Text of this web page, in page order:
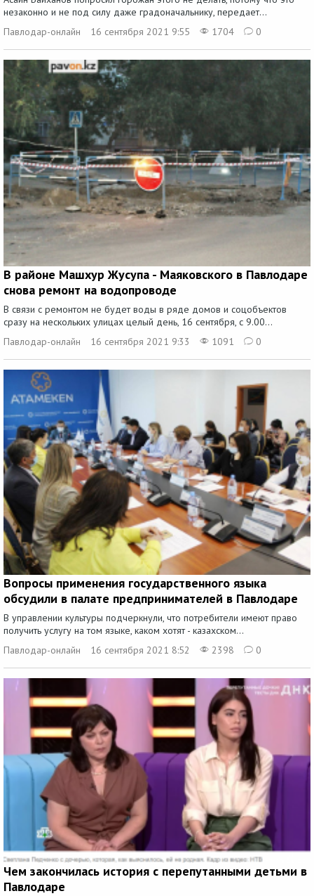
незаконно и не под силу даже градоначальнику, передает...
Павлодар-онлайн
16 сентября 2021 9:55 1704 0
В районе Машхур Жусупа - Маяковского в Павлодаре
снова ремонт на водопроводе
В связи с ремонтом не будет воды в ряде домов и соцобъектов
сразу на нескольких улицах целый день, 16 сентября, с 9.00...
Павлодар-онлайн
16 сентября 2021 9:33 1091 0
Вопросы применения государственного языка
обсудили в палате предпринимателей в Павлодаре
В управлении культуры подчеркнули, что потребители имеют право
получить услугу на том языке, каком хотят - казахском...
Павлодар-онлайн
16 сентября 2021 8:52 2398 0
Чем закончилась история с перепутанными детьми в
Павлодаре